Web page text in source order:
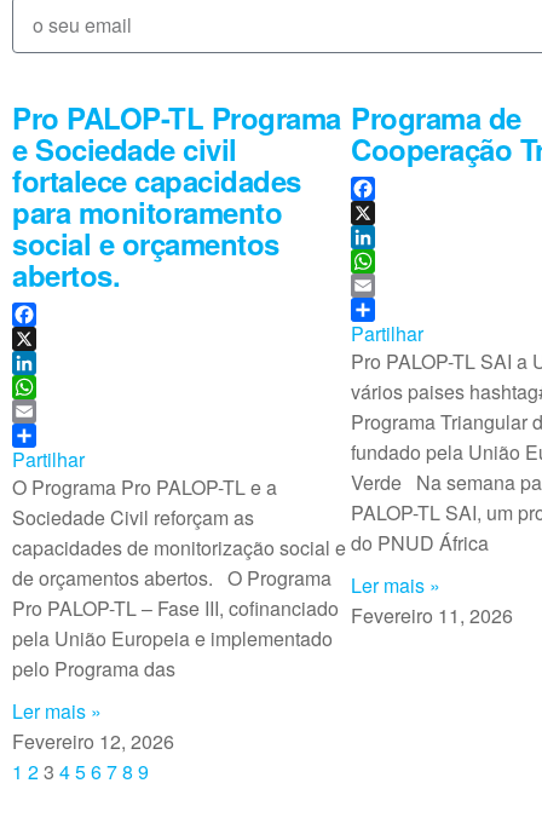
Pro PALOP-TL Programa
e Sociedade civil
fortalece capacidades
para monitoramento
social e orçamentos
abertos.
F
a
c
e
b
o
o
k
X
L
i
n
k
e
d
I
n
W
h
a
t
s
A
p
p
E
m
a
i
l
Partilhar
O Programa Pro PALOP-TL e a
Sociedade Civil reforçam as
capacidades de monitorização social e
de orçamentos abertos. O Programa
Pro PALOP-TL – Fase III, cofinanciado
pela União Europeia e implementado
pelo Programa das
Ler mais »
Fevereiro 12, 2026
Programa de
Cooperação
F
a
c
e
b
o
o
k
X
L
i
n
k
e
d
I
n
W
h
a
t
s
A
p
p
E
m
a
i
l
Partilhar
Pro PALOP-TL SAI a
vários paises
Programa Triangular
fundado pela União
Verde Na semana
PALOP-TL SAI, um
do PNUD África
Ler mais »
Fevereiro 11, 2026
1 23 45678 9